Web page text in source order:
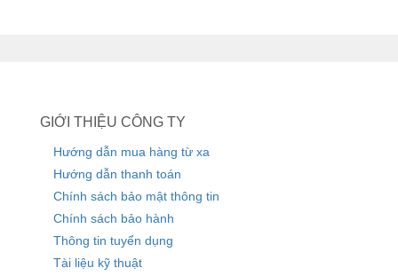
GIỚI THIỆU CÔNG TY
Hướng dẫn mua hàng từ xa
Hướng dẫn thanh toán
Chính sách bảo mật thông tin
Chính sách bảo hành
Thông tin tuyển dụng
Tài liệu kỹ thuật